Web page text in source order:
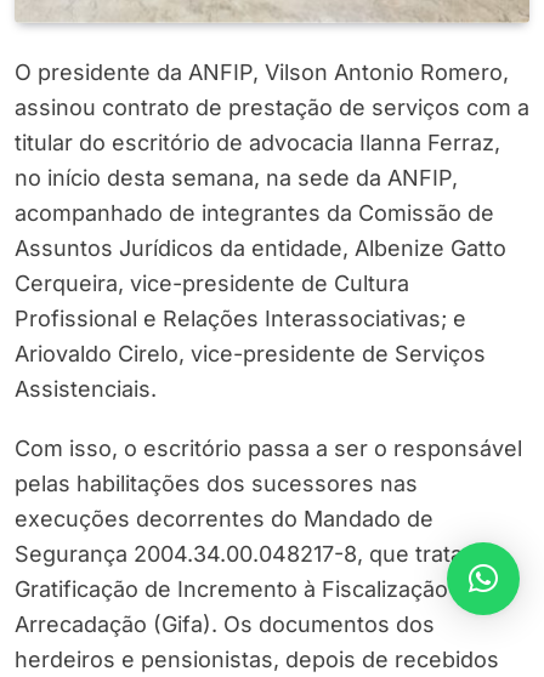
O presidente da ANFIP, Vilson Antonio Romero,
assinou contrato de prestação de serviços com a
titular do escritório de advocacia Ilanna Ferraz,
no início desta semana, na sede da ANFIP,
acompanhado de integrantes da Comissão de
Assuntos Jurídicos da entidade, Albenize Gatto
Cerqueira, vice-presidente de Cultura
Profissional e Relações Interassociativas; e
Ariovaldo Cirelo, vice-presidente de Serviços
Assistenciais.
Com isso, o escritório passa a ser o responsável
pelas habilitações dos sucessores nas
execuções decorrentes do Mandado de
Segurança 2004.34.00.048217-8, que trata da
Gratificação de Incremento à Fiscalização e
Arrecadação (Gifa). Os documentos dos
herdeiros e pensionistas, depois de recebidos